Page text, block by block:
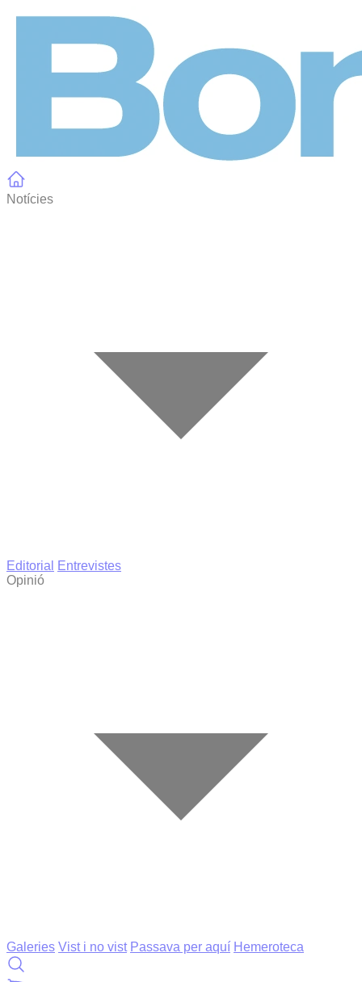
Notícies
Editorial
Entrevistes
Opinió
Galeries Vist i no vist Passava per aquí Hemeroteca